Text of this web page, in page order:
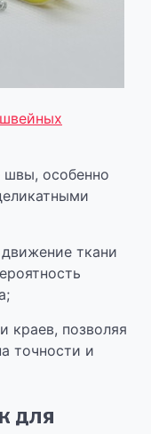
швы, особенно
ткани
краев, позволяя
точности и
для